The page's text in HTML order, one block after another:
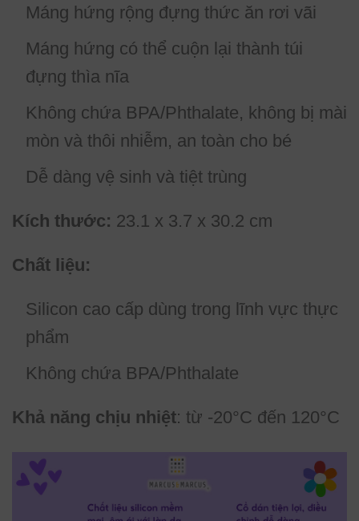
Máng hứng rộng đựng thức ăn rơi vãi
Máng hứng có thể cuộn lại thành túi
đựng thìa nĩa
Không chứa BPA/Phthalate, không bị mài
mòn và thôi nhiễm, an toàn cho bé
Dễ dàng vệ sinh và tiệt trùng
Kích thước: 23.1 x 3.7 x 30.2 cm
Chất liệu:
Silicon cao cấp dùng trong lĩnh vực thực
phẩm
Không chứa BPA/Phthalate
Khả năng chịu nhiệt: từ -20°C đến 120°C